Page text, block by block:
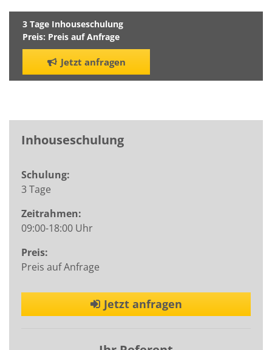
3 Tage Inhouseschulung
Preis: Preis auf Anfrage
Jetzt anfragen
Inhouseschulung
Schulung:
3 Tage
Zeitrahmen:
09:00-18:00 Uhr
Preis:
Preis auf Anfrage
Jetzt anfragen